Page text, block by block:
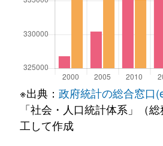
※出典： 政府統計の総合窓口
「社会・人口統計体系」（
工して作成